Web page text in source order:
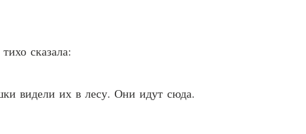
сказала:
видели их в лесу. Они идут сюда.